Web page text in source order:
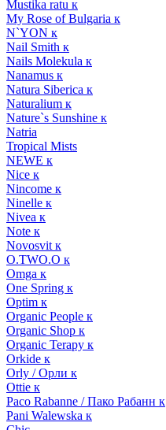
Mustika ratu к
My Rose of Bulgaria к
N`YON к
Nail Smith к
Nails Molekula к
Nanamus к
Natura Siberica к
Naturalium к
Nature`s Sunshine к
Natria
Tropical Mists
NEWE к
Nice к
Nincome к
Ninelle к
Nivea к
Note к
Novosvit к
O.TWO.O к
Omga к
One Spring к
Optim к
Organic People к
Organic Shop к
Organic Terapy к
Orkide к
Orly / Орли к
Ottie к
Paco Rabanne / Пако Рабанн к
Pani Walewska к